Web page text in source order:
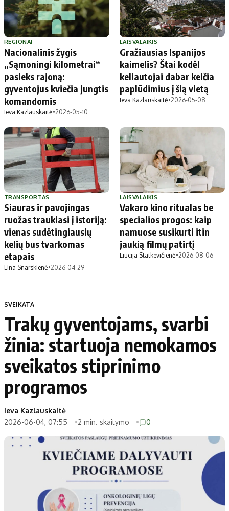
REGIONAI
Nacionalinis žygis
„Sąmoningi kilometrai“
pasieks rajoną:
gyventojus kviečia jungtis
komandomis
Ieva Kazlauskaitė•2026-05-10
LAISVALAIKIS
Gražiausias Ispanijos
kaimelis? Štai kodėl
keliautojai dabar keičia
paplūdimius į šią vietą
Ieva Kazlauskaitė•2026-05-08
TRANSPORTAS
Siauras ir pavojingas
ruožas traukiasi į istoriją:
vienas sudėtingiausių
kelių bus tvarkomas
etapais
Lina Snarskienė•2026-04-29
LAISVALAIKIS
Vakaro kino ritualas be
specialios progos: kaip
namuose susikurti itin
jaukią filmų patirtį
Liucija Statkevičienė•2026-08-06
SVEIKATA
Trakų gyventojams, svarbi
žinia: startuoja nemokamos
sveikatos stiprinimo
programos
Ieva Kazlauskaitė
2026-06-04, 07:55
2 min. skaitymo 0